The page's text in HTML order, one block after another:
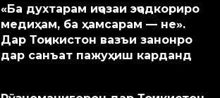
«Ба духтарам иҷозаи эҷодкориро
медиҳам, ба ҳамсарам — не».
Дар Тоҷикистон вазъи занонро
дар санъат пажуҳиш карданд